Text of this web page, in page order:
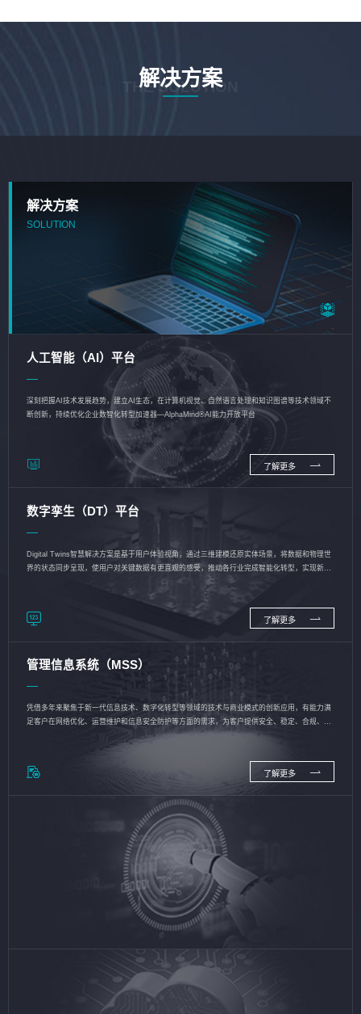
解决方案
THE SOLUTION
解决方案
SOLUTION
人工智能（AI）平台
深刻把握AI技术发展趋势，建立AI生态，在计算机视觉、自然语言处理和知识图谱等技术领域不
断创新，持续优化企业数智化转型加速器—AlphaMind®AI能力开放平台
了解更多
数字孪生（DT）平台
Digital Twins智慧解决方案是基于用户体验视角，通过三维建模还原实体场景，将数据和物理世
界的状态同步呈现，使用户对关键数据有更直观的感受，推动各行业完成智能化转型，实现新旧
了解更多
管理信息系统（MSS）
凭借多年来聚焦于新一代信息技术、数字化转型等领域的技术与商业模式的创新应用，有能力满
足客户在网络优化、运营维护和信息安全防护等方面的需求，为客户提供安全、稳定、合规、持
了解更多